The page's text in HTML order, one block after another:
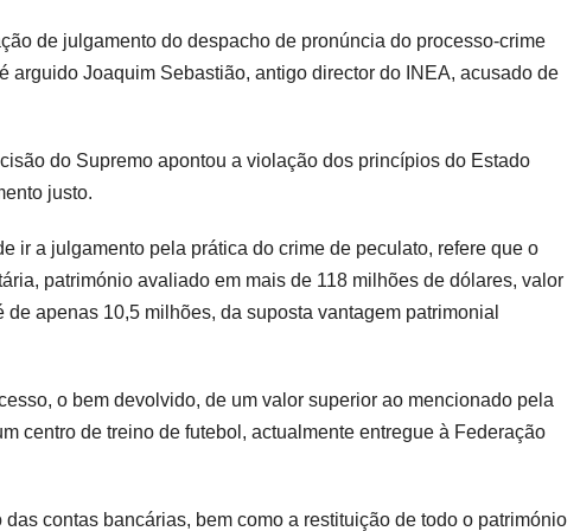
de julgamento do despacho de pronúncia do processo-crime
arguido Joaquim Sebastião, antigo director do INEA, acusado de
do Supremo apontou a violação dos princípios do Estado
justo.
ir a julgamento pela prática do crime de peculato, refere que o
património avaliado em mais de 118 milhões de dólares, valor
apenas 10,5 milhões, da suposta vantagem patrimonial
o bem devolvido, de um valor superior ao mencionado pela
centro de treino de futebol, actualmente entregue à Federação
contas bancárias, bem como a restituição de todo o património